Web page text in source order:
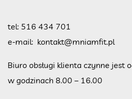
tel: 516 434 701
e-mail: kontakt@mniamfit.pl
Biuro obsługi klienta czynne jest
w godzinach 8.00 – 16.00